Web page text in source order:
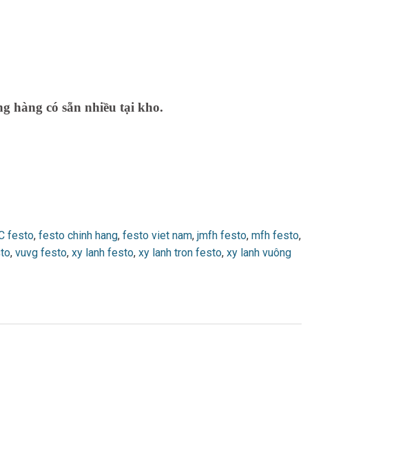
hàng có sẵn nhiều tại kho.
festo, festo chinh hang, festo viet nam, jmfh festo, mfh festo,
, vuvg festo, xy lanh festo, xy lanh tron festo, xy lanh vuông